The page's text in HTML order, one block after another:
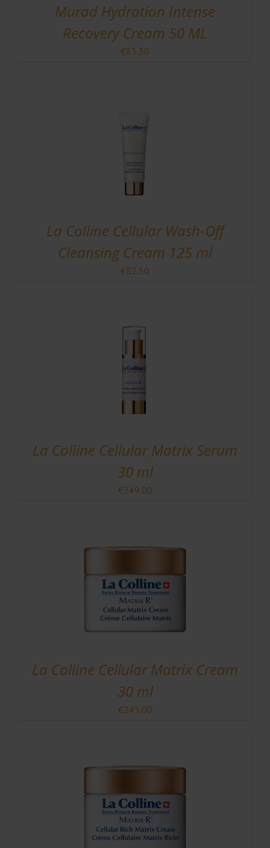
Murad Hydration Intense
Recovery Cream 50 ML
€85.50
La Colline Cellular Wash-Off
Cleansing Cream 125 ml
€82.50
La Colline Cellular Matrix Serum
30 ml
€249.00
La Colline Cellular Matrix Cream
30 ml
€245.00